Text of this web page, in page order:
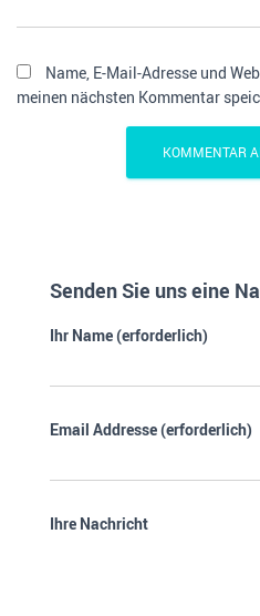
Name, E-Mail-Adresse und
meinen nächsten Kommentar
Senden Sie uns eine
Ihr Name (erforderlich)
Email Addresse (erforderlich)
Ihre Nachricht